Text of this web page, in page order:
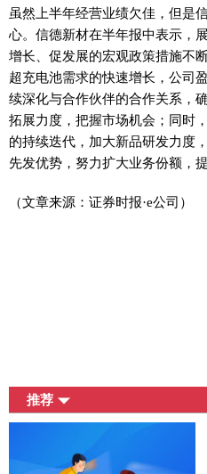
虽然上半年经营业绩欠佳，但是
心。信德新材在半年报中表示，
增长、促发展的宏观政策措施不
超充电池需求的快速增长，公司
续深化与合作伙伴的合作关系，
拓展力度，把握市场机会；同时
的持续迭代，加大新品研发力度
先发优势，努力扩大业务份额，
（文章来源：证券时报·e公司）
推荐